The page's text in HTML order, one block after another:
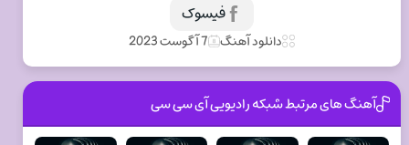
فیسوک
دانلود آهنگ 7 آگوست 2023
آهنگ های مرتبط شبکه رادیویی آی سی سی